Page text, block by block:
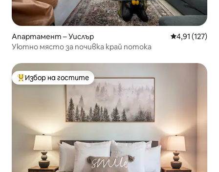
Апартамент – Уислър Средна
4,91 (127)
Уютно място за почивка край потока
Най-популярен избор на гостите
Избор на гостите